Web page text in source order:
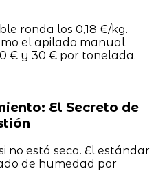
ronda los 0,18 €/kg.
el apilado manual
€ y 30 € por tonelada.
El Secreto de
no está seca. El estándar
de humedad por